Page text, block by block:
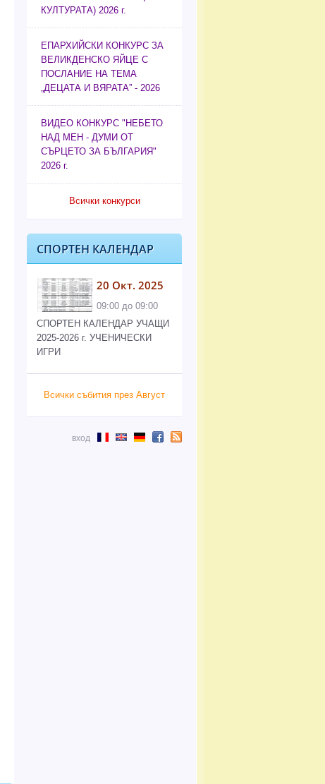
КУЛТУРАТА) 2026 г.
ЕПАРХИЙСКИ КОНКУРС ЗА
ВЕЛИКДЕНСКО ЯЙЦЕ С
ПОСЛАНИЕ НА ТЕМА
„ДЕЦАТА И ВЯРАТА” - 2026
ВИДЕО КОНКУРС "НЕБЕТО
НАД МЕН - ДУМИ ОТ
СЪРЦЕТО ЗА БЪЛГАРИЯ"
2026 г.
Всички конкурси
СПОРТЕН КАЛЕНДАР
20 Окт. 2025
09:00 до 09:00
СПОРТЕН КАЛЕНДАР УЧАЩИ
2025-2026 г. УЧЕНИЧЕСКИ
ИГРИ
Всички събития през Август
вход